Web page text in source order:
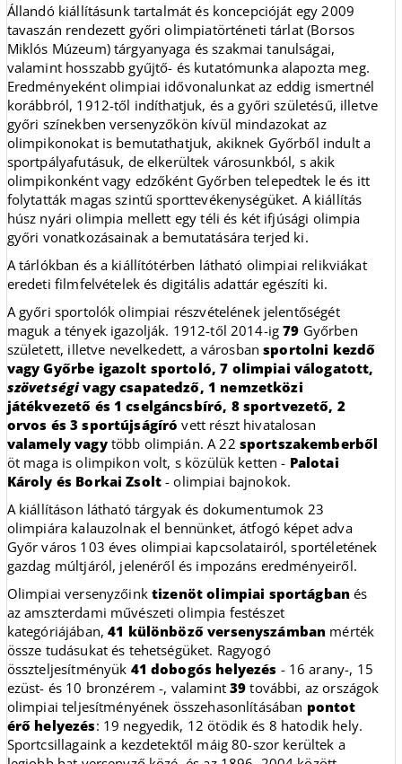
Állandó kiállításunk tartalmát és koncepcióját egy 2009
tavaszán rendezett győri olimpiatörténeti tárlat (Borsos
Miklós Múzeum) tárgyanyaga és szakmai tanulságai,
valamint hosszabb gyűjtő- és kutatómunka alapozta meg.
Eredményeként olimpiai idővonalunkat az eddig ismertnél
korábbról, 1912-től indíthatjuk, és a győri születésű, illetve
győri színekben versenyzőkön kívül mindazokat az
olimpikonokat is bemutathatjuk, akiknek Győrből indult a
sportpályafutásuk, de elkerültek városunkból, s akik
olimpikonként vagy edzőként Győrben telepedtek le és itt
folytatták magas szintű sporttevékenységüket. A kiállítás
húsz nyári olimpia mellett egy téli és két ifjúsági olimpia
győri vonatkozásainak a bemutatására terjed ki.
A tárlókban és a kiállítótérben látható olimpiai relikviákat
eredeti filmfelvételek és digitális adattár egészíti ki.
A győri sportolók olimpiai részvételének jelentőségét
maguk a tények igazolják. 1912-től 2014-ig79 Győrben
született, illetve nevelkedett, a városbansportolni kezdő
vagy Győrbe igazolt sportoló, 7 olimpiai válogatott,
szövetségivagy csapatedző, 1 nemzetközi
játékvezető és 1 cselgáncsbíró, 8 sportvezető, 2
orvos és 3 sportújságíró vett részt hivatalosan
valamely vagytöbb olimpián. A 22 sportszakemberből
öt maga is olimpikon volt, s közülük ketten - Palotai
Károly és Borkai Zsolt - olimpiai bajnokok.
A kiállításon látható tárgyak és dokumentumok 23
olimpiára kalauzolnak el bennünket, átfogó képet adva
Győr város 103 éves olimpiai kapcsolatairól, sportéletének
gazdag múltjáról, jelenéről és impozáns eredményeiről.
Olimpiai versenyzőinktizenöt olimpiai sportágban és
az amszterdami művészeti olimpia festészet
kategóriájában,41 különböző versenyszámban mérték
össze tudásukat és tehetségüket. Ragyogó
összteljesítményük 41 dobogós helyezés - 16 arany-, 15
ezüst- és 10 bronzérem -, valamint 39 további, az országok
olimpiai teljesítményének összehasonlításában pontot
érő helyezés: 19 negyedik, 12 ötödik és 8 hatodik hely.
Sportcsillagaink a kezdetektől máig 80-szor kerültek a